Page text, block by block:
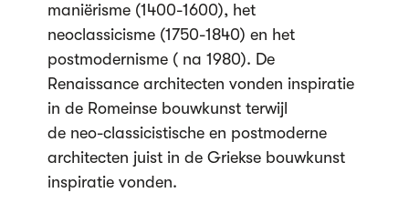
maniërisme (1400-1600), het
neoclassicisme (1750-1840) en het
postmodernisme ( na 1980). De
Renaissance architecten vonden inspiratie
in de Romeinse bouwkunst terwijl
de neo-classicistische en postmoderne
architecten juist in de Griekse bouwkunst
inspiratie vonden.